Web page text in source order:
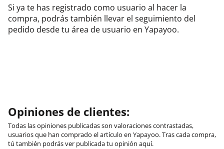
Si ya te has registrado como usuario al hacer la
compra, podrás también llevar el seguimiento del
pedido desde tu área de usuario en Yapayoo.
Opiniones de clientes:
Todas las opiniones publicadas son valoraciones contrastadas,
usuarios que han comprado el artículo en Yapayoo. Tras cada compra,
tú también podrás ver publicada tu opinión aquí.